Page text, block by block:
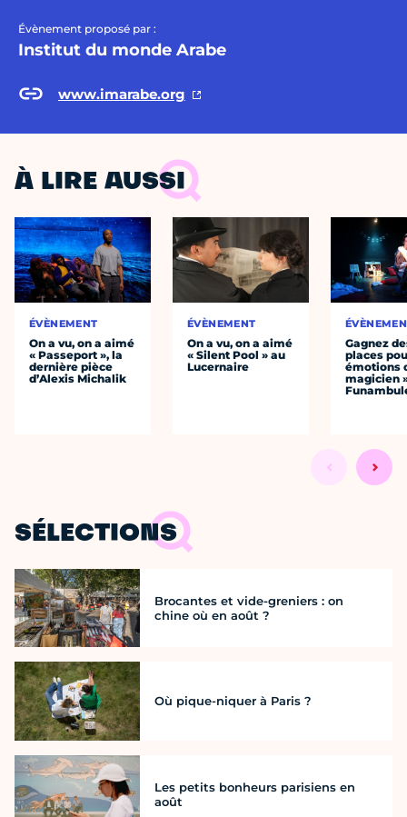
Évènement proposé par :
Institut du monde Arabe
www.imarabe.org
À LIRE AUSSI
ÉVÈNEMENT
On a vu, on a aimé
« Passeport », la
dernière pièce
d’Alexis Michalik
ÉVÈNEMENT
On a vu, on a aimé
« Silent Pool » au
Lucernaire
Gagnez
places
émotions
magicien
SÉLECTIONS
Brocantes et vide-greniers : on
chine où en août ?
Où pique-niquer à Paris ?
Les petits bonheurs parisiens en
août